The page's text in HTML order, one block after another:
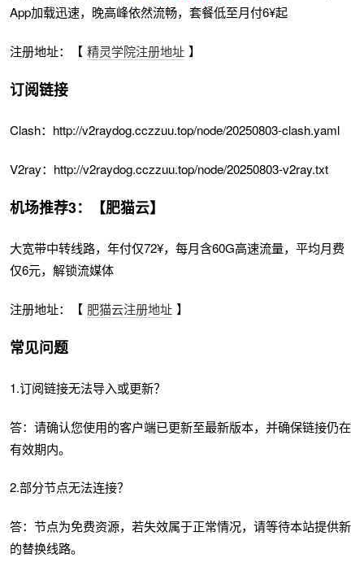
App加载迅速，晚高峰依然流畅，套餐低至月付6¥起
注册地址：【 精灵学院注册地址 】
订阅链接
Clash：http://v2raydog.cczzuu.top/node/20250803-clash.yaml
V2ray：http://v2raydog.cczzuu.top/node/20250803-v2ray.txt
机场推荐3：【肥猫云】
大宽带中转线路，年付仅72¥，每月含60G高速流量，平均月费
仅6元，解锁流媒体
注册地址：【 肥猫云注册地址 】
常见问题
1.订阅链接无法导入或更新？
答：请确认您使用的客户端已更新至最新版本，并确保链接仍在
有效期内。
2.部分节点无法连接？
答：节点为免费资源，若失效属于正常情况，请等待本站提供新
的替换线路。